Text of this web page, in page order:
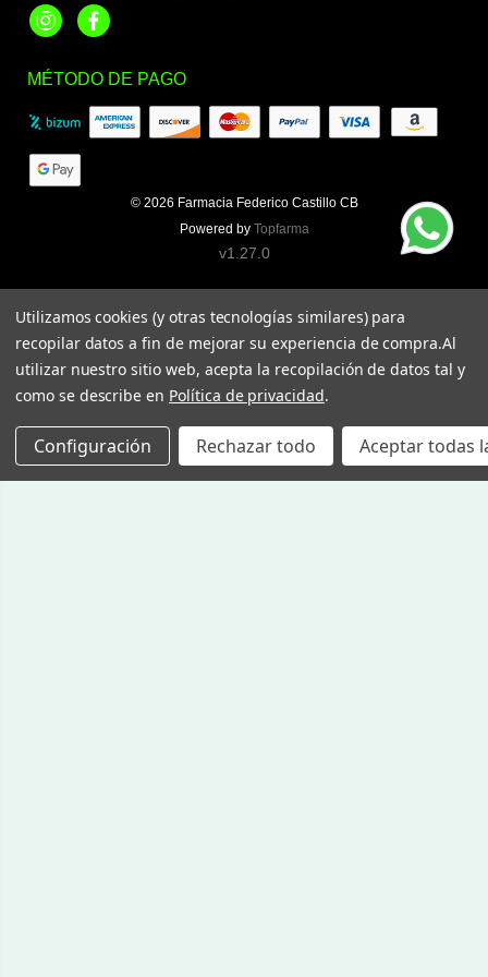
InstagramFacebook
MÉTODO DE PAGO
© 2026 Farmacia Federico Castillo CB
Powered by Topfarma
v1.27.0
Utilizamos cookies (y otras tecnologías similares) para
recopilar datos a fin de mejorar su experiencia de compra.Al
utilizar nuestro sitio web, acepta la recopilación de datos tal y
como se describe en Política de privacidad.
Configuración Rechazar todo Aceptar todas